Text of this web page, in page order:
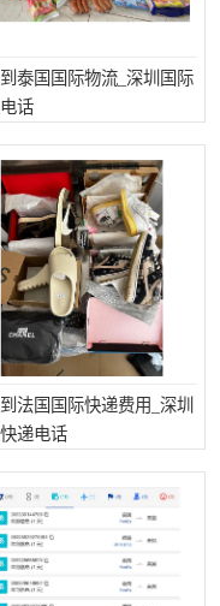
泰国国际物流_深圳国际
话
法国国际快递费用_深圳
递电话